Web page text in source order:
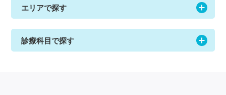
エリアで探す
診療科目で探す